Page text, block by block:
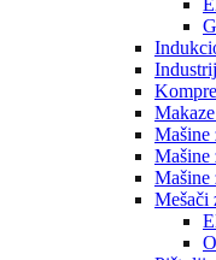
Mašine
Mašine
Mašine
Mešači